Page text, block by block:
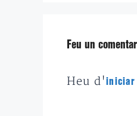
Feu un comentari
Heu d'iniciar